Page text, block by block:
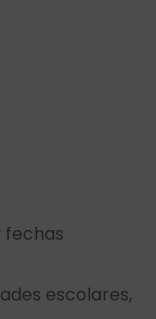
fechas
escolares,